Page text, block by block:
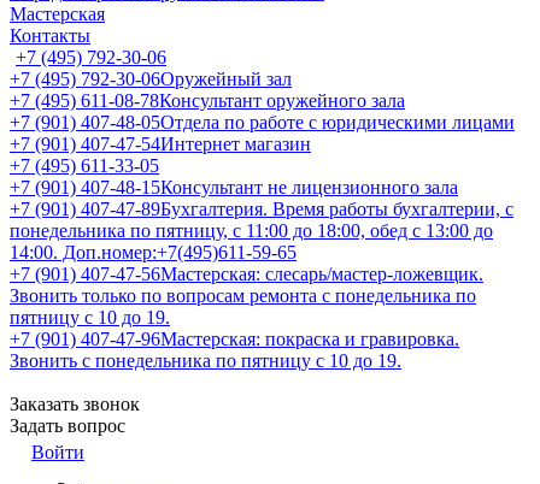
Мастерская
Контакты
+7 (495) 792-30-06
+7 (495) 792-30-06Оружейный зал
+7 (495) 611-08-78Консультант оружейного зала
+7 (901) 407-48-05Отдела по работе с юридическими лицами
+7 (901) 407-47-54Интернет магазин
+7 (495) 611-33-05
+7 (901) 407-48-15Консультант не лицензионного зала
+7 (901) 407-47-89Бухгалтерия. Время работы бухгалтерии, с
понедельника по пятницу, с 11:00 до 18:00, обед с 13:00 до
14:00. Доп.номер:+7(495)611-59-65
+7 (901) 407-47-56Мастерская: слесарь/мастер-ложевщик.
Звонить только по вопросам ремонта с понедельника по
пятницу с 10 до 19.
+7 (901) 407-47-96Мастерская: покраска и гравировка.
Звонить с понедельника по пятницу с 10 до 19.
Заказать звонок
Задать вопрос
Войти